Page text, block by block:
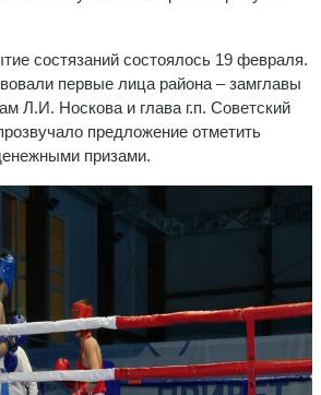
состязаний состоялось 19 февраля.
первые лица района – замглавы
Л.И. Носкова и глава г.п. Советский
предложение отметить
призами.